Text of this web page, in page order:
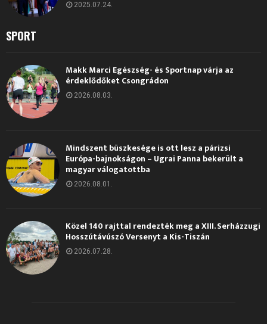
2025.07.24.
SPORT
Makk Marci Egészség- és Sportnap várja az
érdeklődőket Csongrádon
2026.08.03.
Mindszent büszkesége is ott lesz a párizsi
Európa-bajnokságon – Ugrai Panna bekerült a
magyar válogatottba
2026.08.01.
Közel 140 rajttal rendezték meg a XIII. Serházzugi
Hosszútávúszó Versenyt a Kis-Tiszán
2026.07.28.